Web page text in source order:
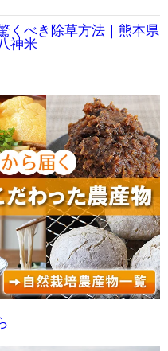
くべき除草方法｜熊本県
神米